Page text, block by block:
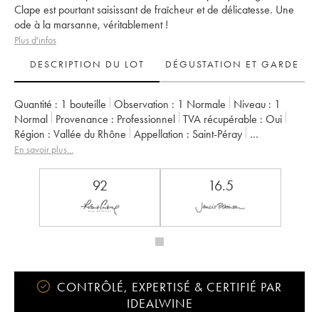
Clape est pourtant saisissant de fraîcheur et de délicatesse. Une
ode à la marsanne, véritablement !
Plus d'infos
DESCRIPTION DU LOT
DÉGUSTATION ET GARDE
Quantité : 1 bouteille Observation : 1 Normale Niveau : 1
Normal
Provenance : professionnel TVA récupérable :
oui
Région :
Vallée du Rhône Appellation :
Saint-Péray
Propriétaire :
En savoir plus...
92 16.5
CONTRÔLÉ, EXPERTISÉ & CERTIFIÉ PAR
IDEALWINE